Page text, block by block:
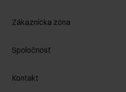
Spravovať súbory cookie
Spôsob platby
Vrátenie
Zákaznícka zóna
Zákazníky klub
Pravidlá propagácie
Starostlivosť o kožu
Spoločnosť
O nás
Kontakt